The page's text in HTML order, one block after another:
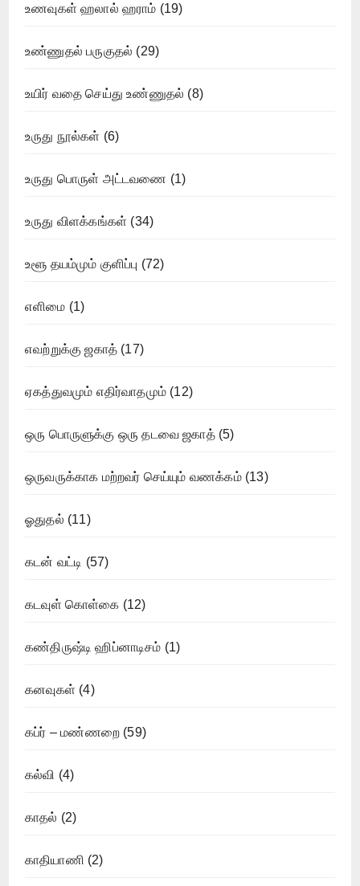
உணவுகள் ஹலால் ஹராம் (19)
உண்ணுதல் பருகுதல் (29)
உயிர் வதை செய்து உண்ணுதல் (8)
உருது நூல்கள் (6)
உருது பொருள் அட்டவணை (1)
உருது விளக்கங்கள் (34)
உளூ தயம்மும் குளிப்பு (72)
எளிமை (1)
எவற்றுக்கு ஜகாத் (17)
ஏகத்துவமும் எதிர்வாதமும் (12)
ஒரு பொருளுக்கு ஒரு தடவை ஜகாத்(5)
ஒருவருக்காக மற்றவர் செய்யும் வணக்கம்(13)
ஓதுதல் (11)
கடன் வட்டி (57)
கடவுள் கொள்கை (12)
கண்திருஷ்டி ஹிப்னாடிசம் (1)
கனவுகள் (4)
கப்ர் – மண்ணறை (59)
கல்வி (4)
காதல் (2)
காதியாணி (2)